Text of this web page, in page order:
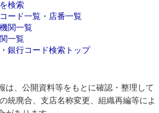
検索
ード一覧・店番一覧
関一覧
一覧
銀行コード検索トップ
は、公開資料等をもとに確認・整理して
統廃合、支店名称変更、組織再編等によ